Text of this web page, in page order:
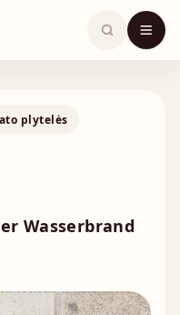
plytelės
Wasserbrand